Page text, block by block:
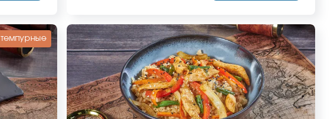
темпурные